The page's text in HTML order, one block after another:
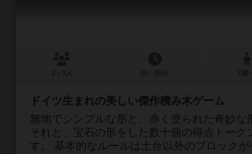
ドイツ生まれの美しい傑作積み木ゲーム
無地でシンプルな形と、赤く塗られた奇妙な
それと、宝石の形をした数十個の得点トーク
す。 基本的なルールは土台以外のブロックが